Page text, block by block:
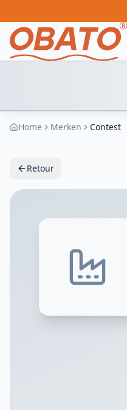
Home Merken Contest
Retour